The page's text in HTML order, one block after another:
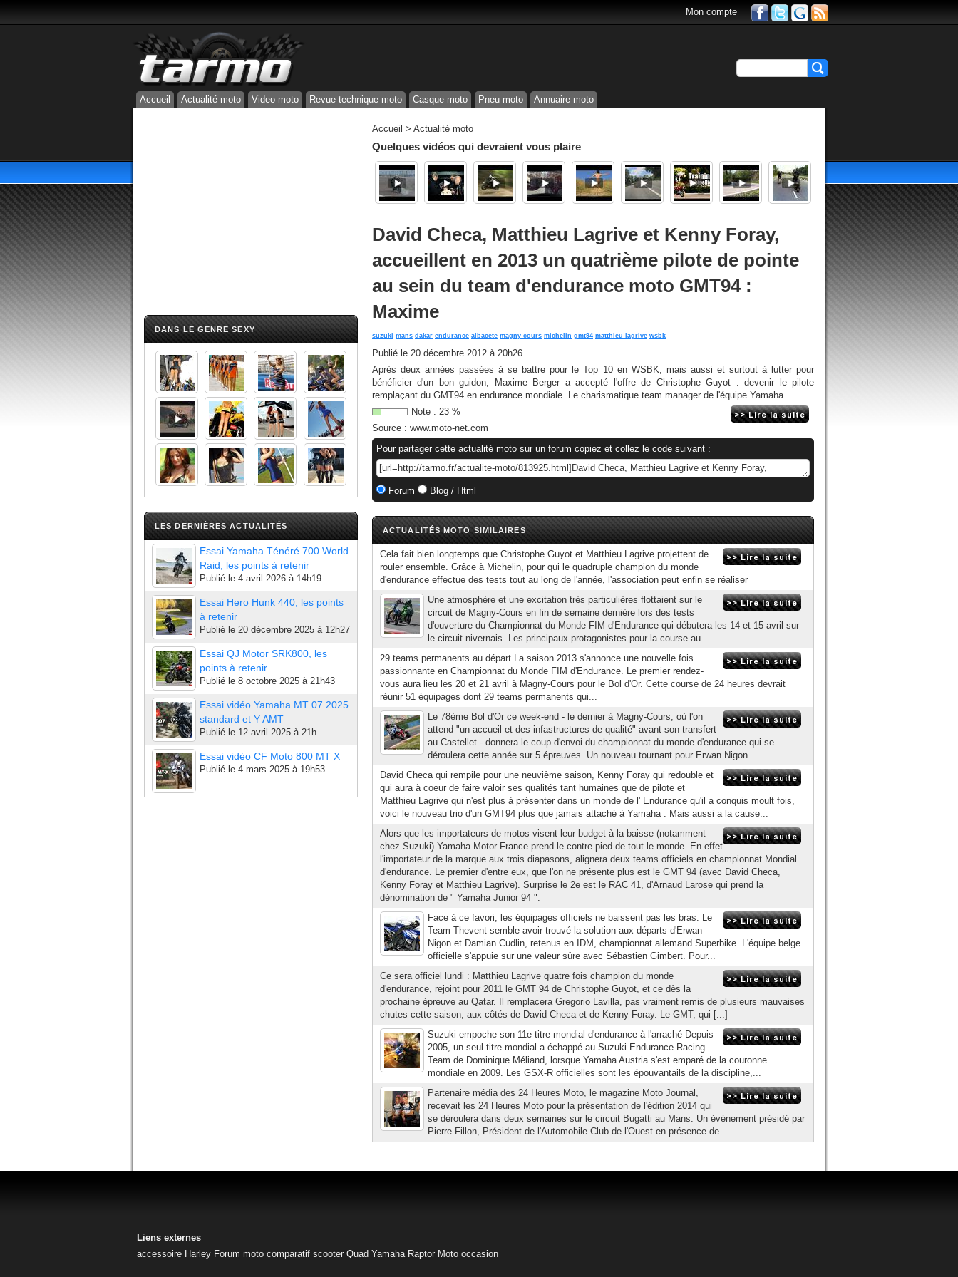
Mon compte
Accueil Actualité moto Video moto Revue technique moto Casque moto Pneu moto Annuaire moto
DANS LE GENRE SEXY
LES DERNIÈRES ACTUALITÉS
Essai Yamaha Ténéré 700 World
Raid, les points à retenir
Publié le 4 avril 2026 à 14h19
Essai Hero Hunk 440, les points
à retenir
Publié le 20 décembre 2025 à 12h27
Essai QJ Motor SRK800, les
points à retenir
Publié le 8 octobre 2025 à 21h43
Essai vidéo Yamaha MT 07 2025
standard et Y AMT
Publié le 12 avril 2025 à 21h
Essai vidéo CF Moto 800 MT X
Publié le 4 mars 2025 à 19h53
Accueil > Actualité moto
Quelques vidéos qui devraient vous plaire
David Checa, Matthieu Lagrive et Kenny Foray,
accueillent en 2013 un quatrième pilote de pointe
au sein du team d'endurance moto GMT94 :
Maxime
suzuki mans dakar endurance albacete magny cours michelin gmt94 matthieu lagrive wsbk
Publié le 20 décembre 2012 à 20h26
Après deux années passées à se battre pour le Top 10 en WSBK, mais aussi et surtout à lutter pour
bénéficier d'un bon guidon, Maxime Berger a accepté l'offre de Christophe Guyot : devenir le pilote
remplaçant du GMT94 en endurance mondiale. Le charismatique team manager de l'équipe Yamaha...
Note : 23 %
Source : www.moto-net.com
Pour partager cette actualité moto sur un forum copiez et collez le code suivant :
Forum Blog / Html
ACTUALITÉS MOTO SIMILAIRES
Cela fait bien longtemps que Christophe Guyot et Matthieu Lagrive projettent de
rouler ensemble. Grâce à Michelin, pour qui le quadruple champion du monde
d'endurance effectue des tests tout au long de l'année, l'association peut enfin se réaliser
Une atmosphère et une excitation très particulières flottaient sur le
circuit de Magny-Cours en fin de semaine dernière lors des tests
d'ouverture du Championnat du Monde FIM d'Endurance qui débutera les 14 et 15 avril sur
le circuit nivernais. Les principaux protagonistes pour la course au...
29 teams permanents au départ La saison 2013 s'annonce une nouvelle fois
passionnante en Championnat du Monde FIM d'Endurance. Le premier rendez-
vous aura lieu les 20 et 21 avril à Magny-Cours pour le Bol d'Or. Cette course de 24 heures devrait
réunir 51 équipages dont 29 teams permanents qui...
Le 78ème Bol d'Or ce week-end - le dernier à Magny-Cours, où l'on
attend "un accueil et des infastructures de qualité" avant son transfert
au Castellet - donnera le coup d'envoi du championnat du monde d'endurance qui se
déroulera cette année sur 5 épreuves. Un nouveau tournant pour Erwan Nigon...
David Checa qui rempile pour une neuvième saison, Kenny Foray qui redouble et
qui aura à coeur de faire valoir ses qualités tant humaines que de pilote et
Matthieu Lagrive qui n'est plus à présenter dans un monde de l' Endurance qu'il a conquis moult fois,
voici le nouveau trio d'un GMT94 plus que jamais attaché à Yamaha . Mais aussi a la cause...
Alors que les importateurs de motos visent leur budget à la baisse (notamment
chez Suzuki) Yamaha Motor France prend le contre pied de tout le monde. En effet
l'importateur de la marque aux trois diapasons, alignera deux teams officiels en championnat Mondial
d'endurance. Le premier d'entre eux, que l'on ne présente plus est le GMT 94 (avec David Checa,
Kenny Foray et Matthieu Lagrive). Surprise le 2e est le RAC 41, d'Arnaud Larose qui prend la
dénomination de " Yamaha Junior 94 ".
Face à ce favori, les équipages officiels ne baissent pas les bras. Le
Team Thevent semble avoir trouvé la solution aux départs d'Erwan
Nigon et Damian Cudlin, retenus en IDM, championnat allemand Superbike. L'équipe belge
officielle s'appuie sur une valeur sûre avec Sébastien Gimbert. Pour...
Ce sera officiel lundi : Matthieu Lagrive quatre fois champion du monde
d'endurance, rejoint pour 2011 le GMT 94 de Christophe Guyot, et ce dès la
prochaine épreuve au Qatar. Il remplacera Gregorio Lavilla, pas vraiment remis de plusieurs mauvaises
chutes cette saison, aux côtés de David Checa et de Kenny Foray. Le GMT, qui [...]
Suzuki empoche son 11e titre mondial d'endurance à l'arraché Depuis
2005, un seul titre mondial a échappé au Suzuki Endurance Racing
Team de Dominique Méliand, lorsque Yamaha Austria s'est emparé de la couronne
mondiale en 2009. Les GSX-R officielles sont les épouvantails de la discipline,...
Partenaire média des 24 Heures Moto, le magazine Moto Journal,
recevait les 24 Heures Moto pour la présentation de l'édition 2014 qui
se déroulera dans deux semaines sur le circuit Bugatti au Mans. Un événement présidé par
Pierre Fillon, Président de l'Automobile Club de l'Ouest en présence de...
Liens externes
accessoire Harley Forum moto comparatif scooter Quad Yamaha Raptor Moto occasion